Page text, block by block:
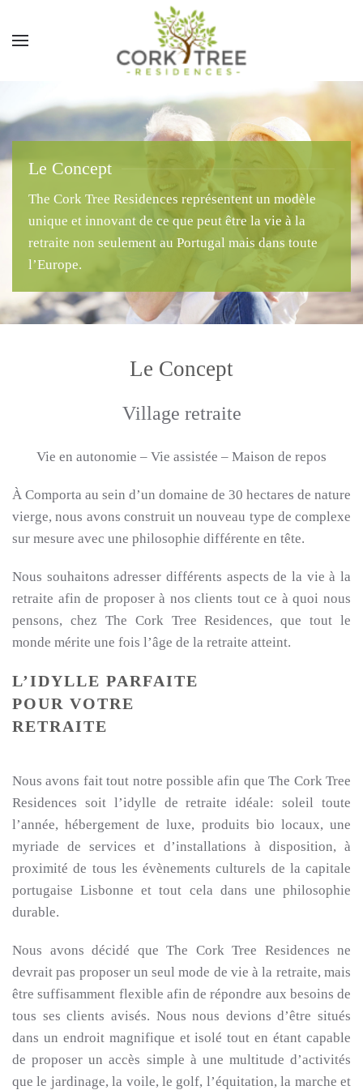
Le Concept
The Cork Tree Residences représentent un modèle
unique et innovant de ce que peut être la vie à la
retraite non seulement au Portugal mais dans toute
l’Europe.
Le Concept
Village retraite
Vie en autonomie – Vie assistée – Maison de repos
À Comporta au sein d’un domaine de 30 hectares de nature
vierge, nous avons construit un nouveau type de complexe
sur mesure avec une philosophie différente en tête.
Nous souhaitons adresser différents aspects de la vie à la
retraite afin de proposer à nos clients tout ce à quoi nous
pensons, chez The Cork Tree Residences, que tout le
monde mérite une fois l’âge de la retraite atteint.
L’IDYLLE PARFAITE
POUR VOTRE
RETRAITE
Nous avons fait tout notre possible afin que The Cork Tree
Residences soit l’idylle de retraite idéale: soleil toute
l’année, hébergement de luxe, produits bio locaux, une
myriade de services et d’installations à disposition, à
proximité de tous les évènements culturels de la capitale
portugaise Lisbonne et tout cela dans une philosophie
durable.
Nous avons décidé que The Cork Tree Residences ne
devrait pas proposer un seul mode de vie à la retraite, mais
être suffisamment flexible afin de répondre aux besoins de
tous ses clients avisés. Nous nous devions d’être situés
dans un endroit magnifique et isolé tout en étant capable
de proposer un accès simple à une multitude d’activités
que le jardinage, la voile, le golf, l’équitation, la marche et